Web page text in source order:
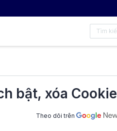
bật, xóa Cookie
Theo dõi trên